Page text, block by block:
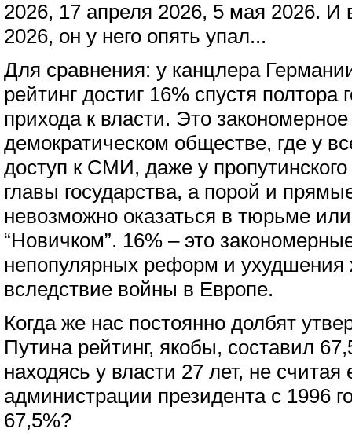
2026, 17 апреля 2026, 5 мая 2026. И
2026, он у него опять упал...
Для сравнения: у канцлера
рейтинг достиг 16% спустя
прихода к власти. Это
демократическом обществе, где у
доступ к СМИ, даже у
главы государства, а порой и
невозможно оказаться в тюрьме
“Новичком”. 16% – это
непопулярных реформ и ухудшения
вследствие войны в Европе.
Когда же нас постоянно долбят
Путина рейтинг, якобы, составил
находясь у власти 27 лет, не считая
администрации президента с 1996
67,5%?